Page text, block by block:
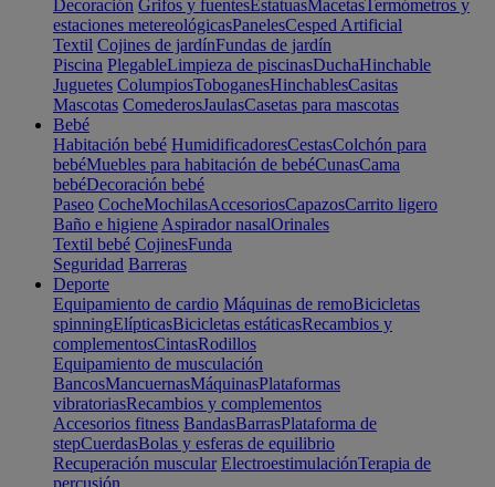
Decoración Grifos y fuentesEstatuasMacetasTermómetros y
estaciones metereológicasPanelesCesped Artificial
Textil Cojines de jardínFundas de jardín
Piscina PlegableLimpieza de piscinasDuchaHinchable
Juguetes ColumpiosToboganesHinchablesCasitas
Mascotas ComederosJaulasCasetas para mascotas
Bebé
Habitación bebé HumidificadoresCestasColchón para
bebéMuebles para habitación de bebéCunasCama
bebéDecoración bebé
Paseo CocheMochilasAccesoriosCapazosCarrito ligero
Baño e higiene Aspirador nasalOrinales
Textil bebé CojinesFunda
Seguridad Barreras
Deporte
Equipamiento de cardio Máquinas de remoBicicletas
spinningElípticasBicicletas estáticasRecambios y
complementosCintasRodillos
Equipamiento de musculación
BancosMancuernasMáquinasPlataformas
vibratoriasRecambios y complementos
Accesorios fitness BandasBarrasPlataforma de
stepCuerdasBolas y esferas de equilibrio
Recuperación muscular ElectroestimulaciónTerapia de
percusión